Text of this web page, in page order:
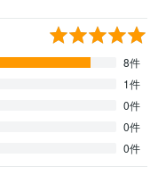
8件
1件
0件
0件
0件